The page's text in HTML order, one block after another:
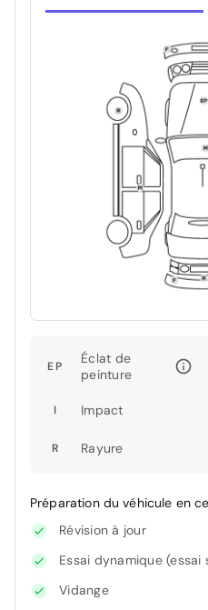
EP
Éclat de
peinture
I Impact
R Rayure
Préparation du véhicule en
Révision à jour
Essai dynamique (essai
Vidange